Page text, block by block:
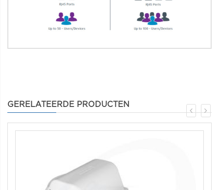
GERELATEERDE PRODUCTEN